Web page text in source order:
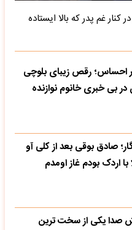
غم پدر که بالا ایستاده
احساس؛ رقص زیبای بلوچی
بی خبری خانوم نوازنده
صادق بوقی بعد از کلی آو
با اردک بودم غاز اومدم
صدا یکی از سخت ترین